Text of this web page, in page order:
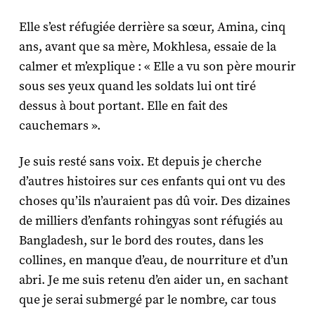
Elle s’est réfugiée derrière sa sœur, Amina, cinq
ans, avant que sa mère, Mokhlesa, essaie de la
calmer et m’explique : « Elle a vu son père mourir
sous ses yeux quand les soldats lui ont tiré
dessus à bout portant. Elle en fait des
cauchemars ».
Je suis resté sans voix. Et depuis je cherche
d’autres histoires sur ces enfants qui ont vu des
choses qu’ils n’auraient pas dû voir. Des dizaines
de milliers d’enfants rohingyas sont réfugiés au
Bangladesh, sur le bord des routes, dans les
collines, en manque d’eau, de nourriture et d’un
abri. Je me suis retenu d’en aider un, en sachant
que je serai submergé par le nombre, car tous